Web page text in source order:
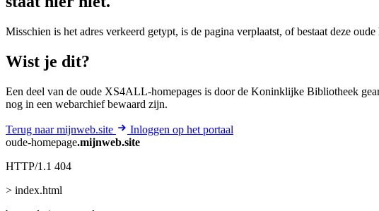
Misschien is het adres verkeerd getypt, is de pagina verplaatst, of bestaat deze
Wist je dit?
Een deel van de oude XS4ALL-homepages is door de Koninklijke Bibliotheek
nog in een webarchief bewaard zijn.
Terug naar mijnweb.site
Inloggen op het portaal
oude-homepage.mijnweb.site
HTTP/1.1 404
> index.html